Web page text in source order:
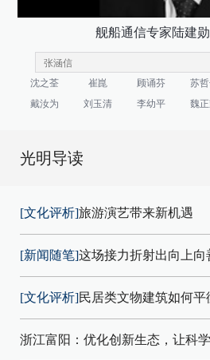
舰船通信专家陆建
沈之荃 崔崑 顾诵芬 苏
戴汝为
刘玉清 李幼平 魏
光明导读
[文化评析]旅游演艺带来新机遇
[新闻随笔]这场接力折射出向上向
[文化评析]民居类文物建筑如何平
浙江富阳：优化创新生态，让科